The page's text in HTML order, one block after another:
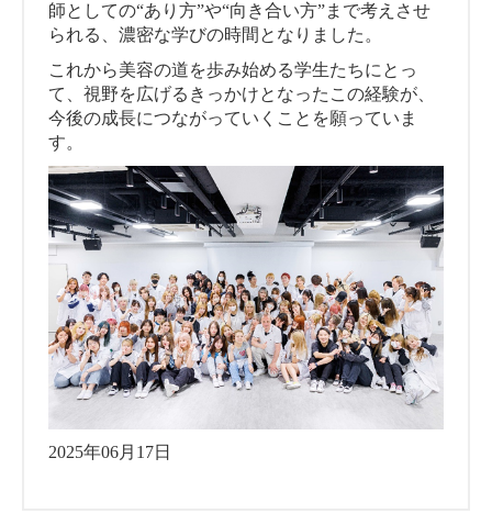
師としての“あり方”や“向き合い方”まで考えさせ
られる、濃密な学びの時間となりました。
これから美容の道を歩み始める学生たちにとっ
て、視野を広げるきっかけとなったこの経験が、
今後の成長につながっていくことを願っていま
す。
2025年06月17日